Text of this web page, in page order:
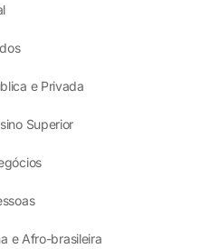
e Privada
Superior
Afro-brasileira